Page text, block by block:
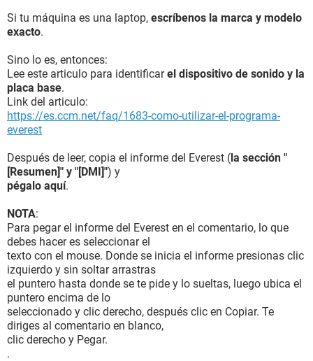
Si tu máquina es una laptop, escríbenos la marca y modelo
exacto.
Sino lo es, entonces:
Lee este articulo para identificarel dispositivo de sonido y la
placa base.
Link del articulo:
https://es.ccm.net/faq/1683-como-utilizar-el-programa-
everest
Después de leer, copia el informe del Everest (la sección "
[Resumen]" y "[DMI]") y
pégalo aquí.
NOTA:
Para pegar el informe del Everest en el comentario, lo que
debes hacer es seleccionar el
texto con el mouse. Donde se inicia el informe presionas clic
izquierdo y sin soltar arrastras
el puntero hasta donde se te pide y lo sueltas, luego ubica el
puntero encima de lo
seleccionado y clic derecho, después clic en Copiar. Te
diriges al comentario en blanco,
clic derecho y Pegar.
.